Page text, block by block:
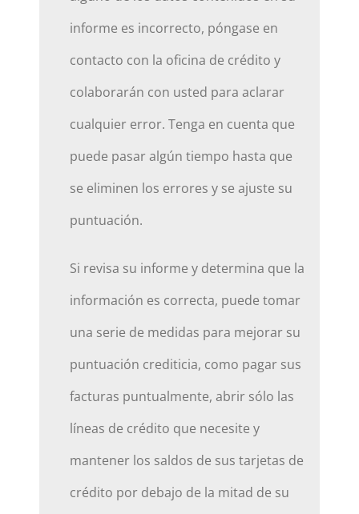
informe es incorrecto, póngase en
contacto con la oficina de crédito y
colaborarán con usted para aclarar
cualquier error. Tenga en cuenta que
puede pasar algún tiempo hasta que
se eliminen los errores y se ajuste su
puntuación.
Si revisa su informe y determina que la
información es correcta, puede tomar
una serie de medidas para mejorar su
puntuación crediticia, como pagar sus
facturas puntualmente, abrir sólo las
líneas de crédito que necesite y
mantener los saldos de sus tarjetas de
crédito por debajo de la mitad de su